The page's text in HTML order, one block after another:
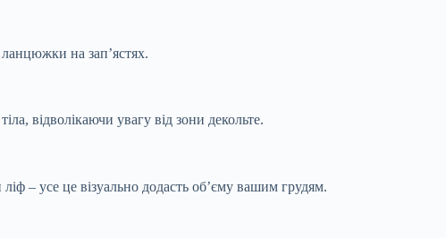
на зап’ястях.
відволікаючи увагу від зони декольте.
– усе це візуально додасть об’єму вашим грудям.